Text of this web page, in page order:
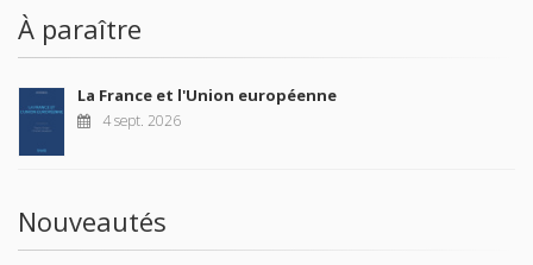
À paraître
La France et l'Union européenne
4 sept. 2026
Nouveautés